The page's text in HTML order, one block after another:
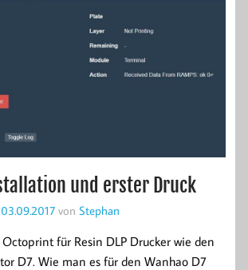
und erster Druck
03.09.2017 von Stephan
für Resin DLP Drucker wie den
D7. Wie man es für den Wanhao D7